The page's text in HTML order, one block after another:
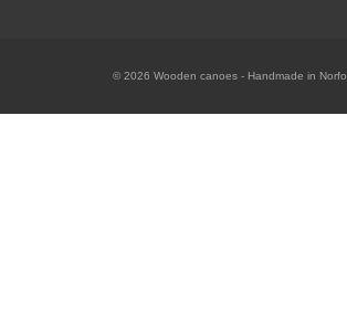
© 2026 Wooden canoes - Handmade in